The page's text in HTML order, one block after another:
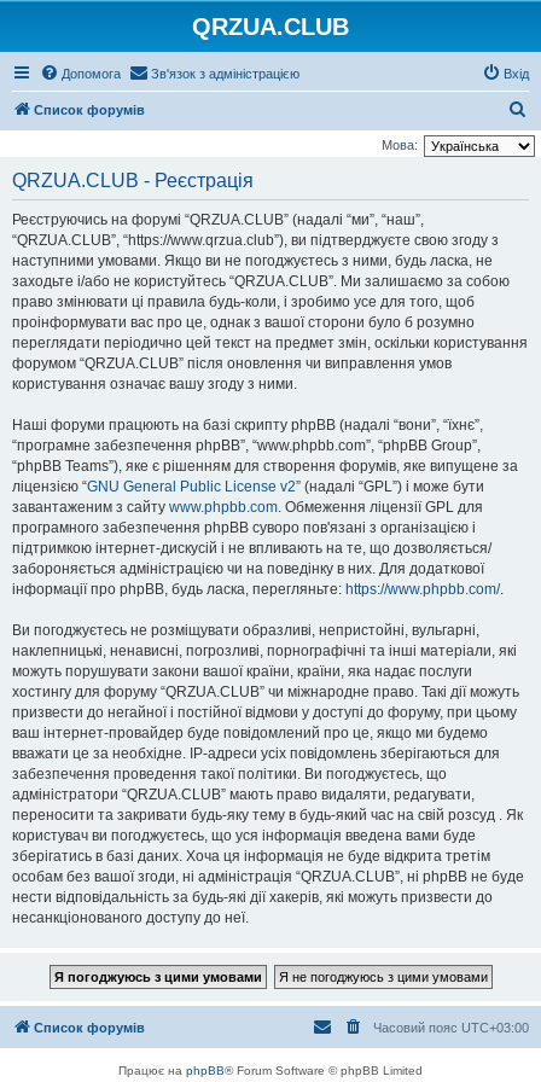
QRZUA.CLUB
Допомога Зв'язок з адміністрацією Вхід
Список форумів
о
Мова:
QRZUA.CLUB - Реєстрація
Реєструючись на форумі “QRZUA.CLUB” (надалі “ми”, “наш”,
“QRZUA.CLUB”, “https://www.qrzua.club”), ви підтверджуєте свою згоду з
наступними умовами. Якщо ви не погоджуєтесь з ними, будь ласка, не
заходьте і/або не користуйтесь “QRZUA.CLUB”. Ми залишаємо за собою
право змінювати ці правила будь-коли, і зробимо усе для того, щоб
проінформувати вас про це, однак з вашої сторони було б розумно
переглядати періодично цей текст на предмет змін, оскільки користування
форумом “QRZUA.CLUB” після оновлення чи виправлення умов
користування означає вашу згоду з ними.
Наші форуми працюють на базі скрипту phpBB (надалі “вони”, “їхнє”,
“програмне забезпечення phpBB”, “www.phpbb.com”, “phpBB Group”,
“phpBB Teams”), яке є рішенням для створення форумів, яке випущене за
ліцензією “GNU General Public License v2” (надалі “GPL”) і може бути
завантаженим з сайту www.phpbb.com. Обмеження ліцензії GPL для
програмного забезпечення phpBB суворо пов'язані з організацією і
підтримкою інтернет-дискусій і не впливають на те, що дозволяється/
забороняється адміністрацією чи на поведінку в них. Для додаткової
інформації про phpBB, будь ласка, перегляньте: https://www.phpbb.com/.
Ви погоджуєтесь не розміщувати образливі, непристойні, вульгарні,
наклепницькі, ненависні, погрозливі, порнографічні та інші матеріали, які
можуть порушувати закони вашої країни, країни, яка надає послуги
хостингу для форуму “QRZUA.CLUB” чи міжнародне право. Такі дії можуть
призвести до негайної і постійної відмови у доступі до форуму, при цьому
ваш інтернет-провайдер буде повідомлений про це, якщо ми будемо
вважати це за необхідне. IP-адреси усіх повідомлень зберігаються для
забезпечення проведення такої політики. Ви погоджуєтесь, що
адміністратори “QRZUA.CLUB” мають право видаляти, редагувати,
переносити та закривати будь-яку тему в будь-який час на свій розсуд . Як
користувач ви погоджуєтесь, що уся інформація введена вами буде
зберігатись в базі даних. Хоча ця інформація не буде відкрита третім
особам без вашої згоди, ні адміністрація “QRZUA.CLUB”, ні phpBB не буде
нести відповідальність за будь-які дії хакерів, які можуть призвести до
несанкціонованого доступу до неї.
Список форумів Часовий пояс UTC+03:00
Працює на phpBB® Forum Software © phpBB Limited